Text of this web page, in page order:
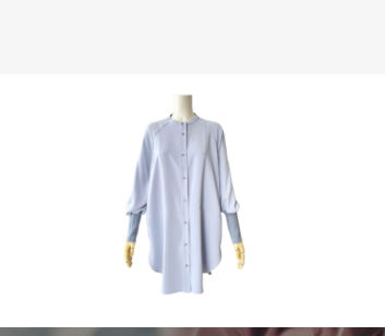
2024 Spring & Summer